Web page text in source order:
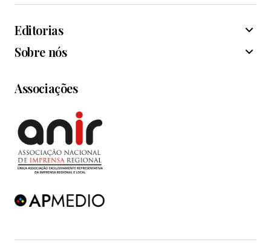
Editorias
Sobre nós
Associações